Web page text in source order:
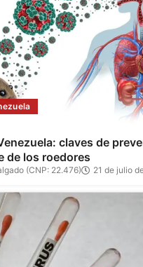
claves de
de los roedores
(CNP: 22.476) 21 de julio